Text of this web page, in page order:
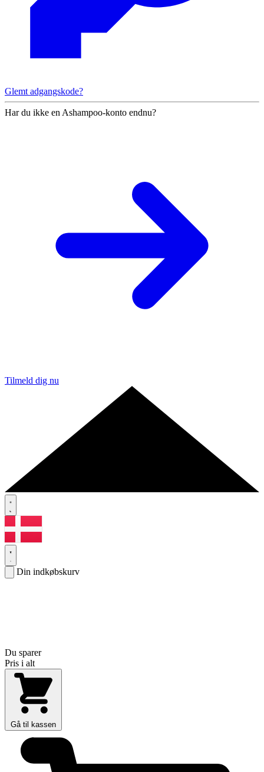
Glemt adgangskode?
Har du ikke en Ashampoo-konto endnu?
Tilmeld dig nu
Din indkøbskurv
Du sparer
Pris i alt
Gå til kassen